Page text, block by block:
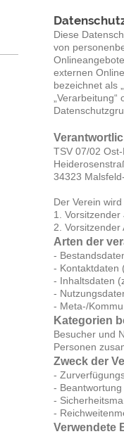
Diese
von
externen
bezeichnet als
TSV 07/02
34323
Der Verein
1.
2. Vorsitzender
Arten der
-
- Kontaktdaten
- Inhaltsdaten
-
- Meta-/
Kategorien
Besucher und
Personen
Zweck der
-
-
-
-
Verwendete